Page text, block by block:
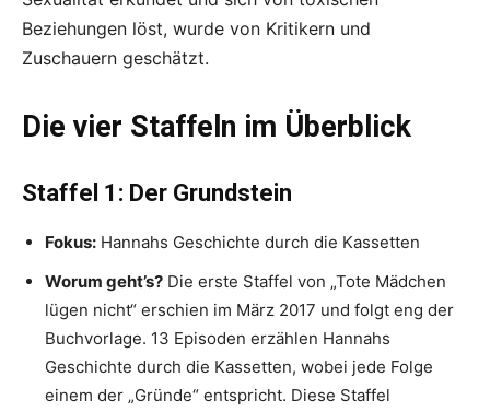
Beziehungen löst, wurde von Kritikern und
Zuschauern geschätzt.
Die vier Staffeln im Überblick
Staffel 1: Der Grundstein
Fokus: Hannahs Geschichte durch die Kassetten
Worum geht’s? Die erste Staffel von „Tote Mädchen
lügen nicht“ erschien im März 2017 und folgt eng der
Buchvorlage. 13 Episoden erzählen Hannahs
Geschichte durch die Kassetten, wobei jede Folge
einem der „Gründe“ entspricht. Diese Staffel